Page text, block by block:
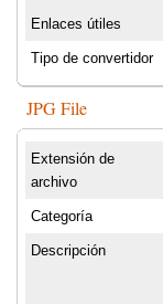
Enlaces útiles
Tipo de convertidor
JPG File
Extensión de
archivo
Categoría
Descripción